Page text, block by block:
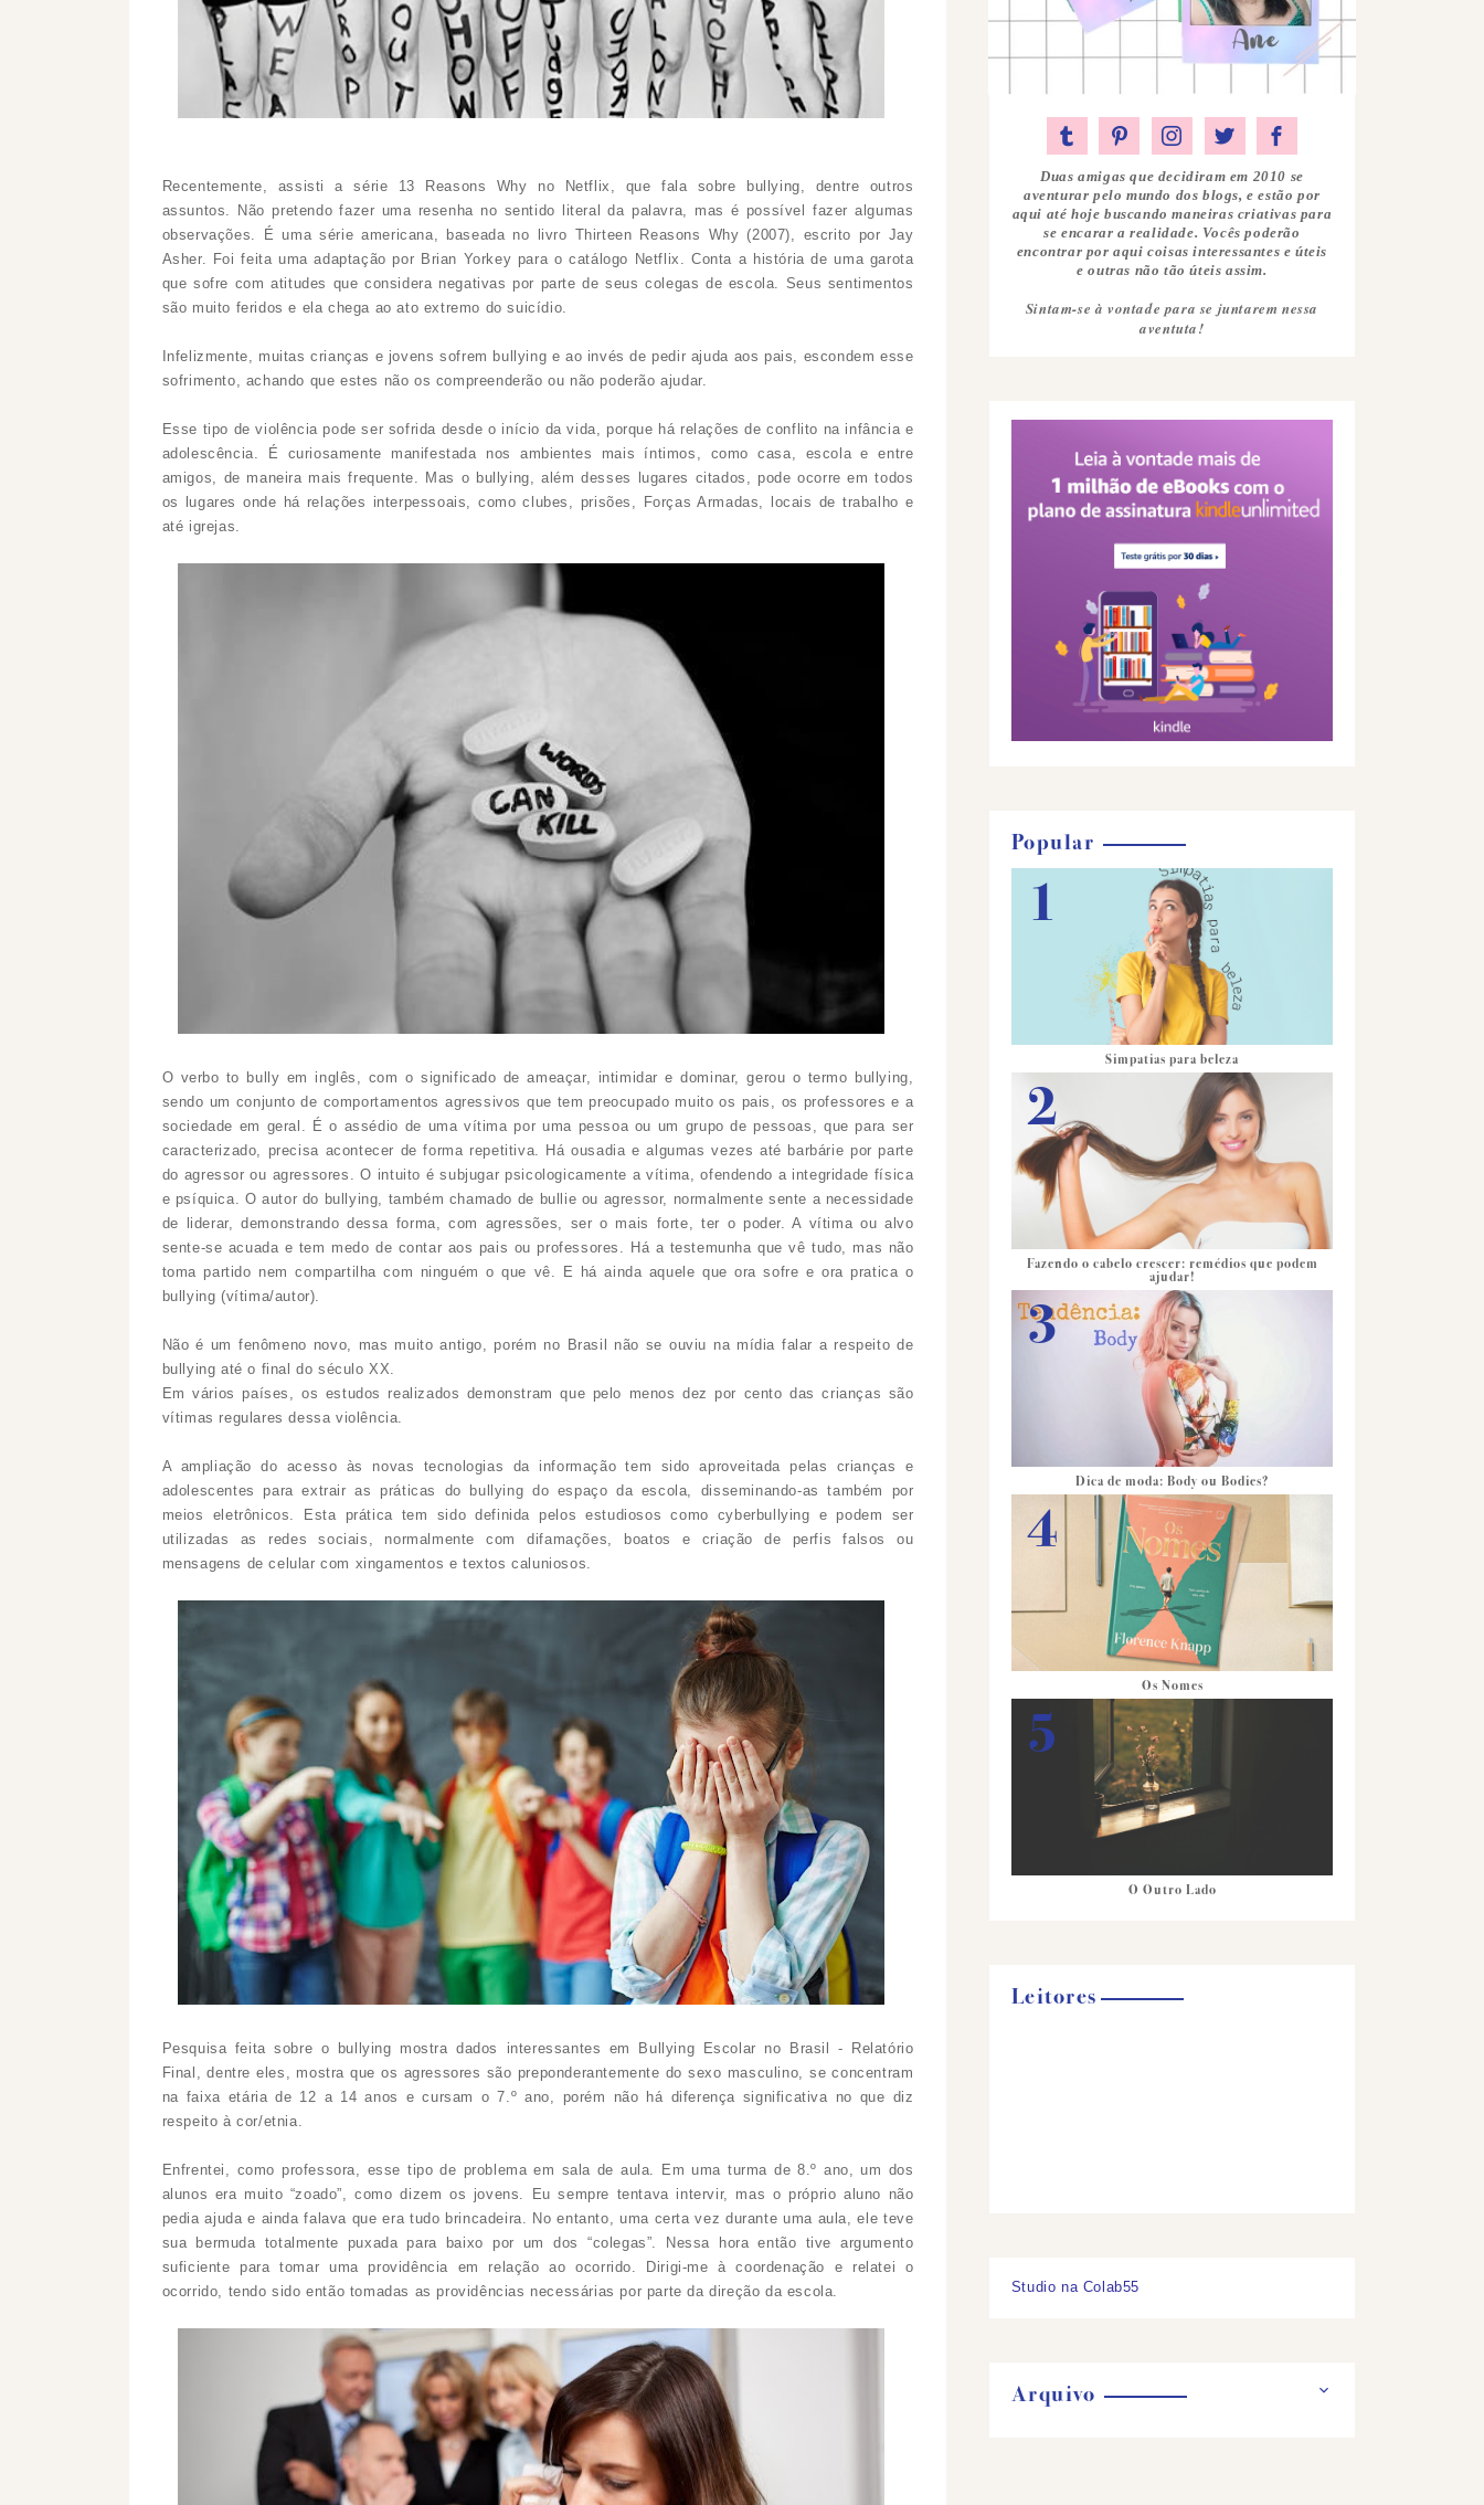
Recentemente, assisti a série 13 Reasons Why no Netflix, que fala sobre bullying, dentre outros
assuntos. Não pretendo fazer uma resenha no sentido literal da palavra, mas é possível fazer algumas
observações. É uma série americana, baseada no livro Thirteen Reasons Why (2007), escrito por Jay
Asher. Foi feita uma adaptação por Brian Yorkey para o catálogo Netflix. Conta a história de uma garota
que sofre com atitudes que considera negativas por parte de seus colegas de escola. Seus sentimentos
são muito feridos e ela chega ao ato extremo do suicídio.
Infelizmente, muitas crianças e jovens sofrem bullying e ao invés de pedir ajuda aos pais, escondem esse
sofrimento, achando que estes não os compreenderão ou não poderão ajudar.
Esse tipo de violência pode ser sofrida desde o início da vida, porque há relações de conflito na infância e
adolescência. É curiosamente manifestada nos ambientes mais íntimos, como casa, escola e entre
amigos, de maneira mais frequente. Mas o bullying, além desses lugares citados, pode ocorre em todos
os lugares onde há relações interpessoais, como clubes, prisões, Forças Armadas, locais de trabalho e
até igrejas.
O verbo to bully em inglês, com o significado de ameaçar, intimidar e dominar, gerou o termo bullying,
sendo um conjunto de comportamentos agressivos que tem preocupado muito os pais, os professores e a
sociedade em geral. É o assédio de uma vítima por uma pessoa ou um grupo de pessoas, que para ser
caracterizado, precisa acontecer de forma repetitiva. Há ousadia e algumas vezes até barbárie por parte
do agressor ou agressores. O intuito é subjugar psicologicamente a vítima, ofendendo a integridade física
e psíquica. O autor do bullying, também chamado de bullie ou agressor, normalmente sente a necessidade
de liderar, demonstrando dessa forma, com agressões, ser o mais forte, ter o poder. A vítima ou alvo
sente-se acuada e tem medo de contar aos pais ou professores. Há a testemunha que vê tudo, mas não
toma partido nem compartilha com ninguém o que vê. E há ainda aquele que ora sofre e ora pratica o
bullying (vítima/autor).
Não é um fenômeno novo, mas muito antigo, porém no Brasil não se ouviu na mídia falar a respeito de
bullying até o final do século XX.
Em vários países, os estudos realizados demonstram que pelo menos dez por cento das crianças são
vítimas regulares dessa violência.
A ampliação do acesso às novas tecnologias da informação tem sido aproveitada pelas crianças e
adolescentes para extrair as práticas do bullying do espaço da escola, disseminando-as também por
meios eletrônicos. Esta prática tem sido definida pelos estudiosos como cyberbullying e podem ser
utilizadas as redes sociais, normalmente com difamações, boatos e criação de perfis falsos ou
mensagens de celular com xingamentos e textos caluniosos.
Pesquisa feita sobre o bullying mostra dados interessantes em Bullying Escolar no Brasil - Relatório
Final, dentre eles, mostra que os agressores são preponderantemente do sexo masculino, se concentram
na faixa etária de 12 a 14 anos e cursam o 7.º ano, porém não há diferença significativa no que diz
respeito à cor/etnia.
Enfrentei, como professora, esse tipo de problema em sala de aula. Em uma turma de 8.º ano, um dos
alunos era muito “zoado”, como dizem os jovens. Eu sempre tentava intervir, mas o próprio aluno não
pedia ajuda e ainda falava que era tudo brincadeira. No entanto, uma certa vez durante uma aula, ele teve
sua bermuda totalmente puxada para baixo por um dos “colegas”. Nessa hora então tive argumento
suficiente para tomar uma providência em relação ao ocorrido. Dirigi-me à coordenação e relatei o
ocorrido, tendo sido então tomadas as providências necessárias por parte da direção da escola.
Duas amigas que decidiram em 2010 se
aventurar pelo mundo dos blogs, e estão por
aqui até hoje buscando maneiras criativas para
se encarar a realidade. Vocês poderão
encontrar por aqui coisas interessantes e úteis
e outras não tão úteis assim.
Sintam-se à vontade para se juntarem nessa
aventuta!
Popular
Simpatias para beleza
Fazendo o cabelo crescer: remédios que podem
ajudar!
Dica de moda: Body ou Bodies?
Os Nomes
O Outro Lado
Leitores
Studio na Colab55
Arquivo